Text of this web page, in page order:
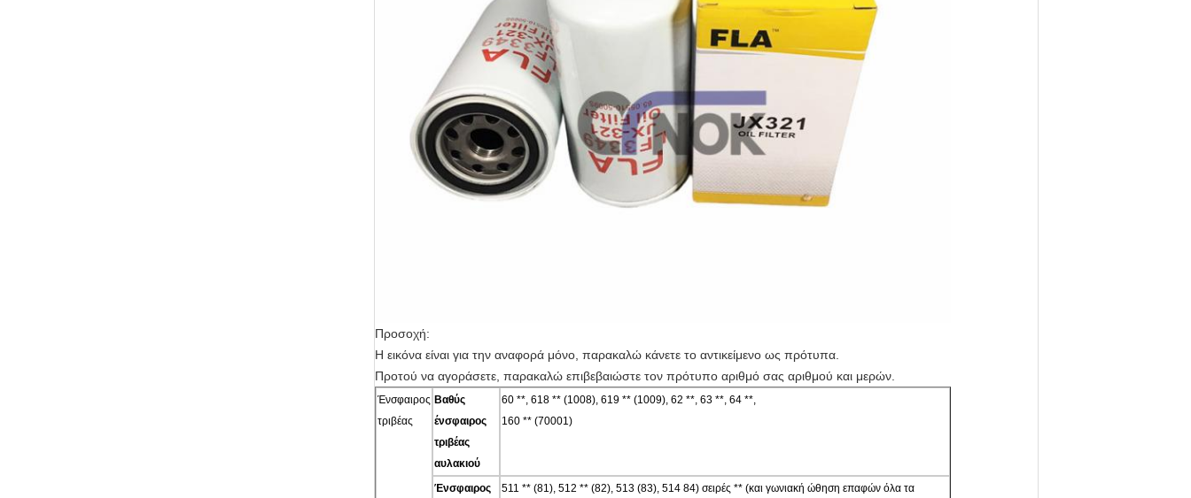
Προσοχή:
Η εικόνα είναι για την αναφορά μόνο, παρακαλώ κάνετε το αντικείμενο ως πρότυπα.
Προτού να αγοράσετε, παρακαλώ επιβεβαιώστε τον πρότυπο αριθμό σας αριθμού και μερών.
Ένσφαιρος
τριβέας
Βαθύς
ένσφαιρος
τριβέας
αυλακιού
60 **, 618 ** (1008), 619 ** (1009), 62 **, 63 **, 64 **,
160 ** (70001)
Ένσφαιρος
511 ** (81), 512 ** (82), 513 (83), 514 84) σειρές ** (και γωνιακή ώθηση επαφών όλα τα